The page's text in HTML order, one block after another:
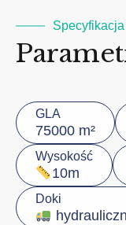
Specyfikacja
GLA
75000 m²
Wysokość
10m
Doki